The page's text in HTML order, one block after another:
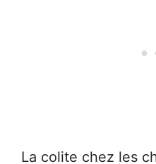
La colite chez les